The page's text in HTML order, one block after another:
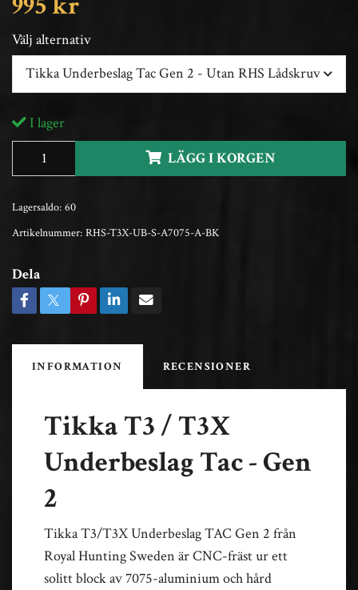
Välj alternativ
Tikka Underbeslag Tac Gen 2 - Utan RHS Lådskruv
I lager
LÄGG I KORGEN
Lagersaldo: 60
Artikelnummer: RHS-T3X-UB-S-A7075-A-BK
Dela
INFORMATION RECENSIONER
Tikka T3 / T3X
Underbeslag Tac - Gen
2
Tikka T3/T3X Underbeslag TAC Gen 2 från
Royal Hunting Sweden är CNC-fräst ur ett
solitt block av 7075-aluminium och hård